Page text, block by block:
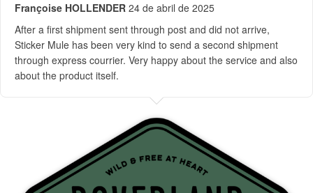
Françoise HOLLENDER 24 de abril de 2025
After a first shipment sent through post and did not arrive,
Sticker Mule has been very kind to send a second shipment
through express courrier. Very happy about the service and also
about the product itself.